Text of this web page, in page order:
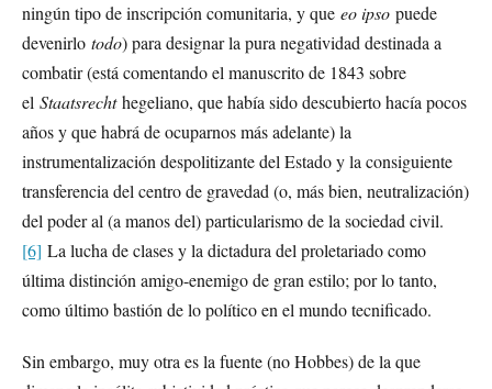
ningún tipo de inscripción comunitaria, y que eo ipso puede
devenirlo todo) para designar la pura negatividad destinada a
combatir (está comentando el manuscrito de 1843 sobre
el Staatsrechthegeliano, que había sido descubierto hacía pocos
años y que habrá de ocuparnos más adelante) la
instrumentalización despolitizante del Estado y la consiguiente
transferencia del centro de gravedad (o, más bien, neutralización)
del poder al (a manos del) particularismo de la sociedad civil.
[6] La lucha de clases y la dictadura del proletariado como
última distinción amigo-enemigo de gran estilo; por lo tanto,
como último bastión de lo político en el mundo tecnificado.
Sin embargo, muy otra es la fuente (no Hobbes) de la que